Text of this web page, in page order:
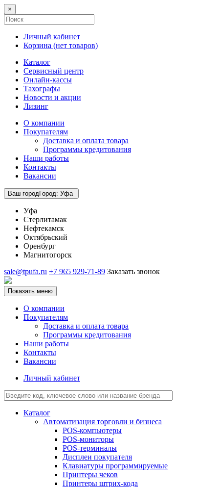
×
Личный кабинет
Корзина (нет товаров)
Каталог
Сервисный центр
Онлайн-кассы
Тахографы
Новости и акции
Лизинг
О компании
Покупателям
Доставка и оплата товара
Программы кредитования
Наши работы
Контакты
Вакансии
Ваш городГород: Уфа
Уфа
Стерлитамак
Нефтекамск
Октябрьский
Оренбург
Магнитогорск
sale@tpufa.ru +7 965 929-71-89 Заказать звонок
Показать меню
О компании
Покупателям
Доставка и оплата товара
Программы кредитования
Наши работы
Контакты
Вакансии
Личный кабинет
Каталог
Автоматизация торговли и бизнеса
POS-компьютеры
POS-мониторы
POS-терминалы
Дисплеи покупателя
Клавиатуры программируемые
Принтеры чеков
Принтеры штрих-кода